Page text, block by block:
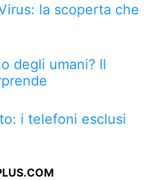
la scoperta che
degli umani? Il
i telefoni esclusi